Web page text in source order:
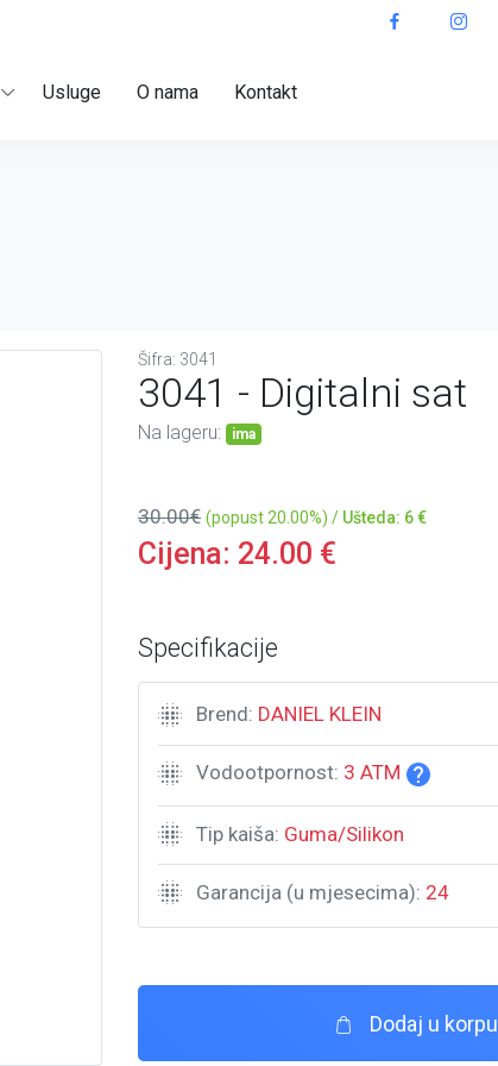
Usluge O nama Kontakt
Šifra: 3041
3041 - Digitalni sat
Na lageru: ima
30.00€ (popust 20.00%) / Ušteda: 6 €
Cijena: 24.00 €
Specifikacije
Brend: DANIEL KLEIN
Vodootpornost: 3 ATM
Tip kaiša: Guma/Silikon
Garancija (u mjesecima): 24
Dodaj u korpu